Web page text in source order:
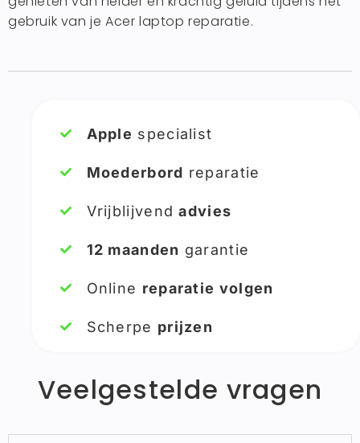
gebruik van je Acer laptop reparatie.
Apple specialist
Moederbord reparatie
Vrijblijvendadvies
12 maanden garantie
Online reparatie volgen
Scherpe prijzen
Veelgestelde vragen